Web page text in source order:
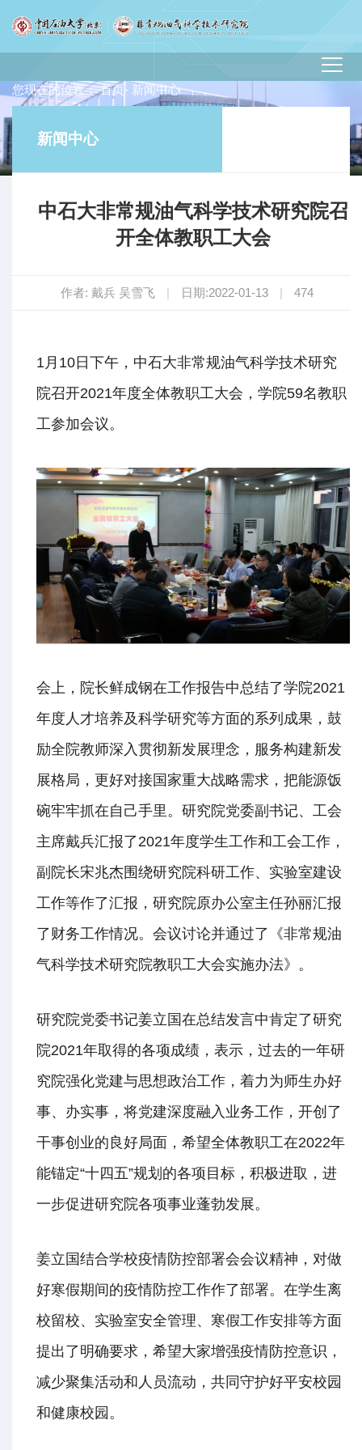
您现在的位置：首页- 新闻中心
新闻中心
中石大非常规油气科学技术研究院召
开全体教职工大会
作者: 戴兵 吴雪飞 | 日期:2022-01-13 | 474
1月10日下午，中石大非常规油气科学技术研究
院召开2021年度全体教职工大会，学院59名教职
工参加会议。
会上，院长鲜成钢在工作报告中总结了学院2021
年度人才培养及科学研究等方面的系列成果，鼓
励全院教师深入贯彻新发展理念，服务构建新发
展格局，更好对接国家重大战略需求，把能源饭
碗牢牢抓在自己手里。研究院党委副书记、工会
主席戴兵汇报了2021年度学生工作和工会工作，
副院长宋兆杰围绕研究院科研工作、实验室建设
工作等作了汇报，研究院原办公室主任孙丽汇报
了财务工作情况。会议讨论并通过了《非常规油
气科学技术研究院教职工大会实施办法》。
研究院党委书记姜立国在总结发言中肯定了研究
院2021年取得的各项成绩，表示，过去的一年研
究院强化党建与思想政治工作，着力为师生办好
事、办实事，将党建深度融入业务工作，开创了
干事创业的良好局面，希望全体教职工在2022年
能锚定“十四五”规划的各项目标，积极进取，进
一步促进研究院各项事业蓬勃发展。
姜立国结合学校疫情防控部署会会议精神，对做
好寒假期间的疫情防控工作作了部署。在学生离
校留校、实验室安全管理、寒假工作安排等方面
提出了明确要求，希望大家增强疫情防控意识，
减少聚集活动和人员流动，共同守护好平安校园
和健康校园。